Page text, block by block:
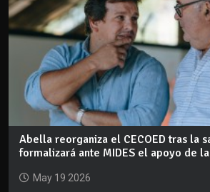
Abella reorganiza el CECOED tras la
formalizará ante MIDES el apoyo de
May 19 2026